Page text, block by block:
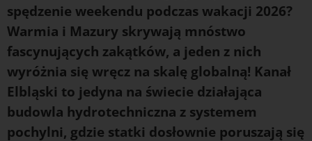
spędzenie weekendu podczas wakacji 2026?
Warmia i Mazury skrywają mnóstwo
fascynujących zakątków, a jeden z nich
wyróżnia się wręcz na skalę globalną! Kanał
Elbląski to jedyna na świecie działająca
budowla hydrotechniczna z systemem
pochylni, gdzie statki dosłownie poruszają się